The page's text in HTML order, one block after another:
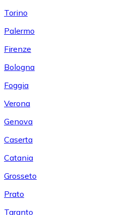
Torino
Palermo
Firenze
Bologna
Foggia
Verona
Genova
Caserta
Catania
Grosseto
Prato
Taranto